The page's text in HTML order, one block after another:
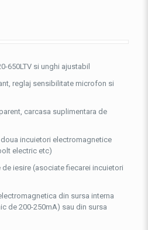
650LTV si unghi ajustabil
reglaj sensibilitate microfon si
carcasa suplimentara de
incuietori electromagnetice
electric etc)
iesire (asociate fiecarei incuietori
din sursa interna
de 200-250mA) sau din sursa